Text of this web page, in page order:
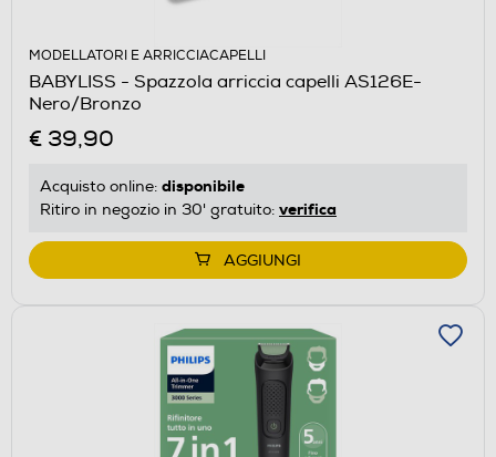
MODELLATORI E ARRICCIACAPELLI
BABYLISS - Spazzola arriccia capelli AS126E-
Nero/Bronzo
€ 39,90
Acquisto online: disponibile
Ritiro in negozio in 30' gratuito: verifica
AGGIUNGI